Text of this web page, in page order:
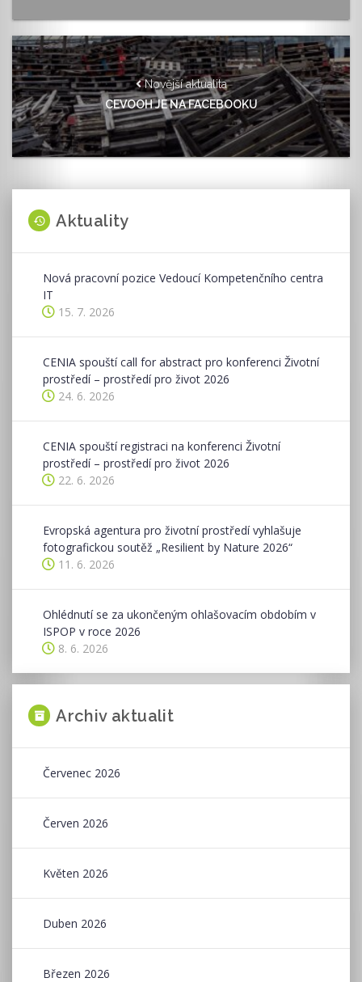
Novější aktualita
CEVOOH JE NA FACEBOOKU
Aktuality
Nová pracovní pozice Vedoucí Kompetenčního centra
IT
15. 7. 2026
CENIA spouští call for abstract pro konferenci Životní
prostředí – prostředí pro život 2026
24. 6. 2026
CENIA spouští registraci na konferenci Životní
prostředí – prostředí pro život 2026
22. 6. 2026
Evropská agentura pro životní prostředí vyhlašuje
fotografickou soutěž „Resilient by Nature 2026“
11. 6. 2026
Ohlédnutí se za ukončeným ohlašovacím obdobím v
ISPOP v roce 2026
8. 6. 2026
Archiv aktualit
Červenec 2026
Červen 2026
Květen 2026
Duben 2026
Březen 2026